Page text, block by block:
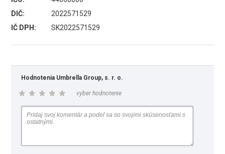
DIČ:
2022571529
IČ DPH:
SK2022571529
Hodnotenia Umbrella Group, s. r. o.
vyber hodnotenie